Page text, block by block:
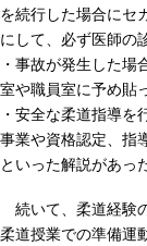
を続行した場合にセ
にして、必ず医師の
・事故が発生した
室や職員室に予め貼
・安全な柔道指導
事業や資格認定、指
といった解説があっ
続いて、柔道経験
柔道授業での準備運